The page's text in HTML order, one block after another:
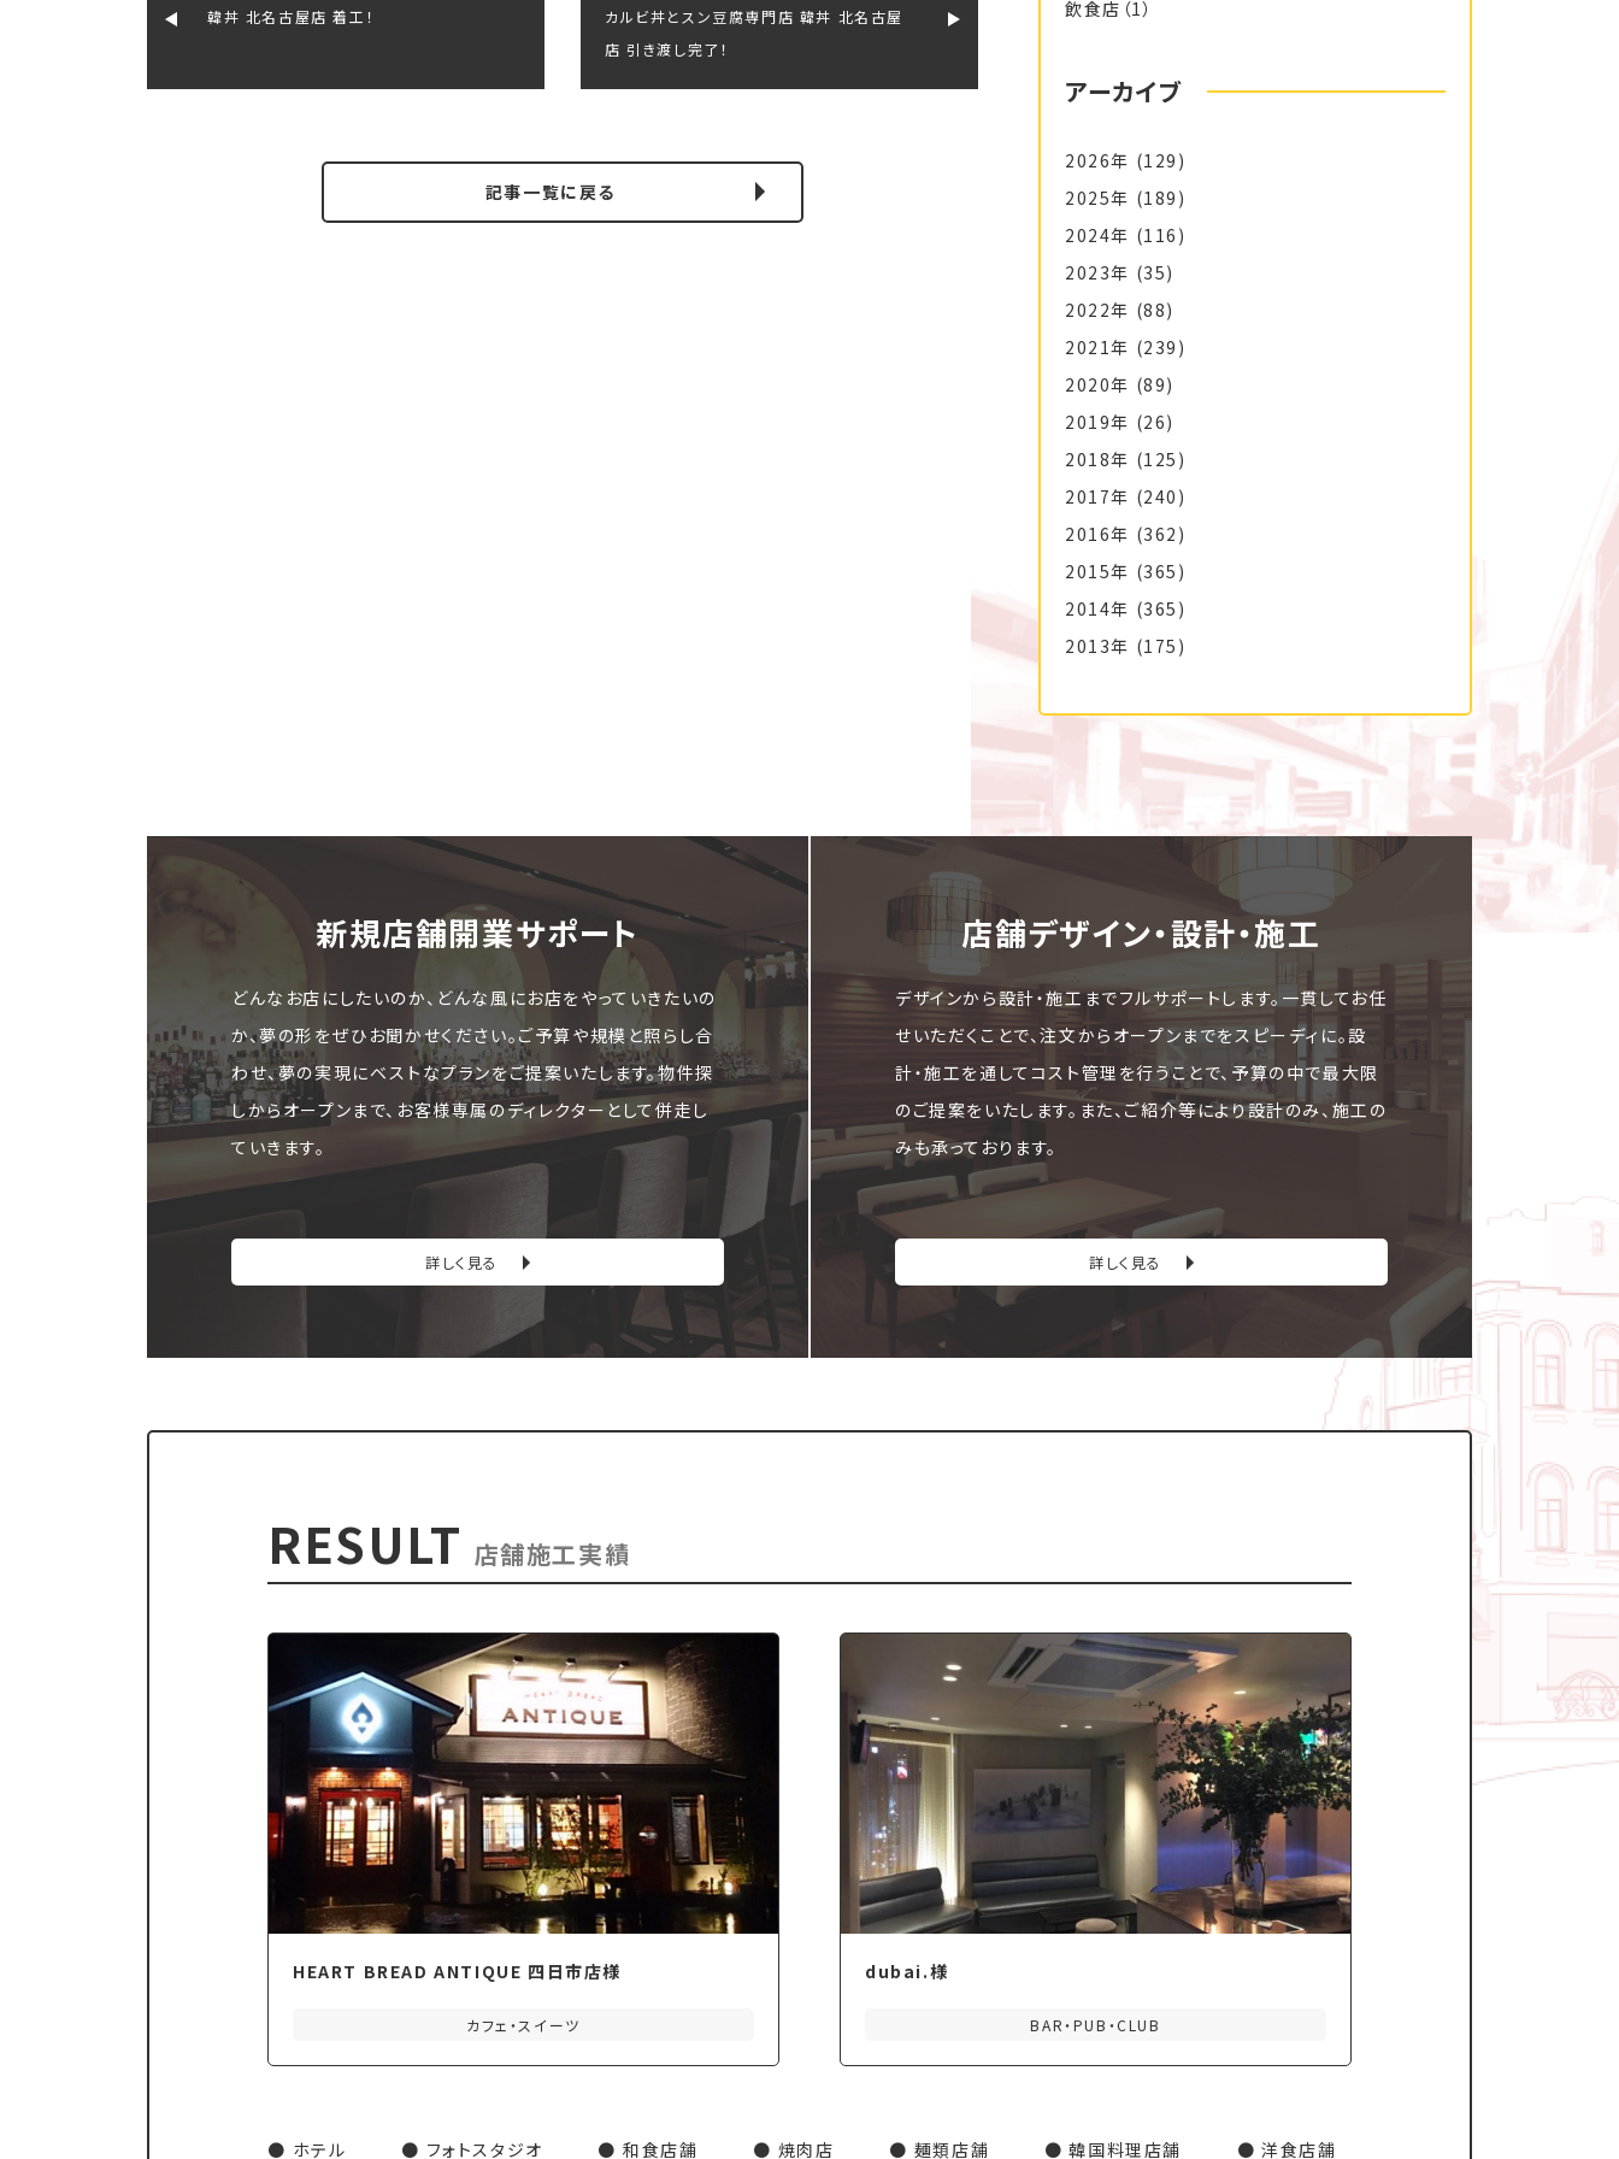
韓丼 北名古屋店 着工！
カルビ丼とスン豆腐専門店 韓丼 北名古屋
店 引き渡し完了！
記事一覧に戻る
飲食店 （1）
アーカイブ
2026年 (129)
2025年 (189)
2024年 (116)
2023年 (35)
2022年 (88)
2021年 (239)
2020年 (89)
2019年 (26)
2018年 (125)
2017年 (240)
2016年 (362)
2015年 (365)
2014年 (365)
2013年 (175)
新規店舗開業サポート
どんなお店にしたいのか、どんな風にお店をやっていきたいの
か、夢の形をぜひお聞かせください。ご予算や規模と照らし合
わせ、夢の実現にベストなプランをご提案いたします。物件探
しからオープンまで、お客様専属のディレクターとして併走し
ていきます。
詳しく見る
店舗デザイン・設計・施⼯
デザインから設計・施工までフルサポートします。一貫してお任
せいただくことで、注文からオープンまでをスピーディに。設
計・施工を通してコスト管理を行うことで、予算の中で最大限
のご提案をいたします。また、ご紹介等により設計のみ、施工の
みも承っております。
詳しく見る
RESULT 店舗施工実績
HEART BREAD ANTIQUE 四日市店様
カフェ・スイーツ
dubai.様
BAR・PUB・CLUB
ホテル フォトスタジオ 和食店舗 焼肉店 麺類店舗 韓国料理店舗 洋食店舗